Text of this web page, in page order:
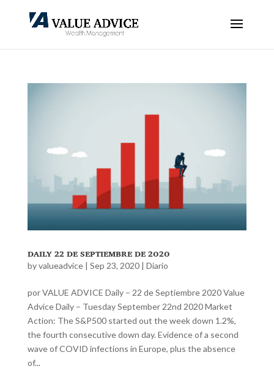
daily 22 de septiembre de 2020
byvalueadvice| Sep 23, 2020| Diario
por VALUE ADVICE Daily – 22 de Septiembre 2020 Value
Advice Daily – Tuesday September 22nd 2020 Market
Action: The S&P500 started out the week down 1.2%,
the fourth consecutive down day. Evidence of a second
wave of COVID infections in Europe, plus the absence
of...